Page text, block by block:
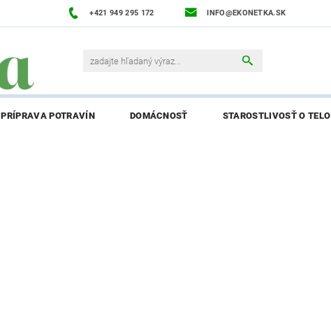
+421 949 295 172 INFO@EKONETKA.SK
PRÍPRAVA POTRAVÍN DOMÁCNOSŤ STAROSTLIVOSŤ O TELO